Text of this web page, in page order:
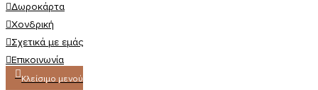
Δωροκάρτα
Χονδρική
Σχετικά με εμάς
Επικοινωνία
Κλείσιμο μενού